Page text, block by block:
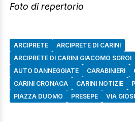
Foto di repertorio
ARCIPRETE
ARCIPRETE DI CARINI
ARCIPRETE DI CARINI GIACOMO SGROI
AUTO DANNEGGIATE
CARABINIERI
CARINI CRONACA
CARINI NOTIZIE
PIAZZA DUOMO
PRESEPE VIA